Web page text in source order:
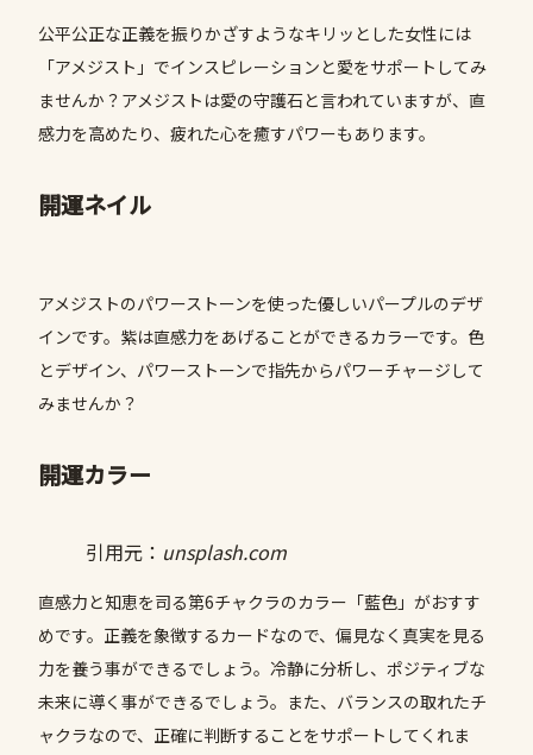
公平公正な正義を振りかざすようなキリッとした女性には
「アメジスト」でインスピレーションと愛をサポートしてみ
ませんか？アメジストは愛の守護石と言われていますが、直
感力を高めたり、疲れた心を癒すパワーもあります。
開運ネイル
アメジストのパワーストーンを使った優しいパープルのデザ
インです。紫は直感力をあげることができるカラーです。色
とデザイン、パワーストーンで指先からパワーチャージして
みませんか？
開運カラー
引用元： unsplash.com
直感力と知恵を司る第6チャクラのカラー「藍色」がおすす
めです。正義を象徴するカードなので、偏見なく真実を見る
力を養う事ができるでしょう。冷静に分析し、ポジティブな
未来に導く事ができるでしょう。また、バランスの取れたチ
ャクラなので、正確に判断することをサポートしてくれま